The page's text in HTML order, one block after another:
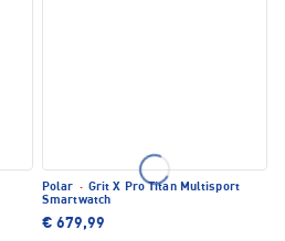
Polar · Grit X Pro Titan Multisport
Smartwatch
€ 679,99